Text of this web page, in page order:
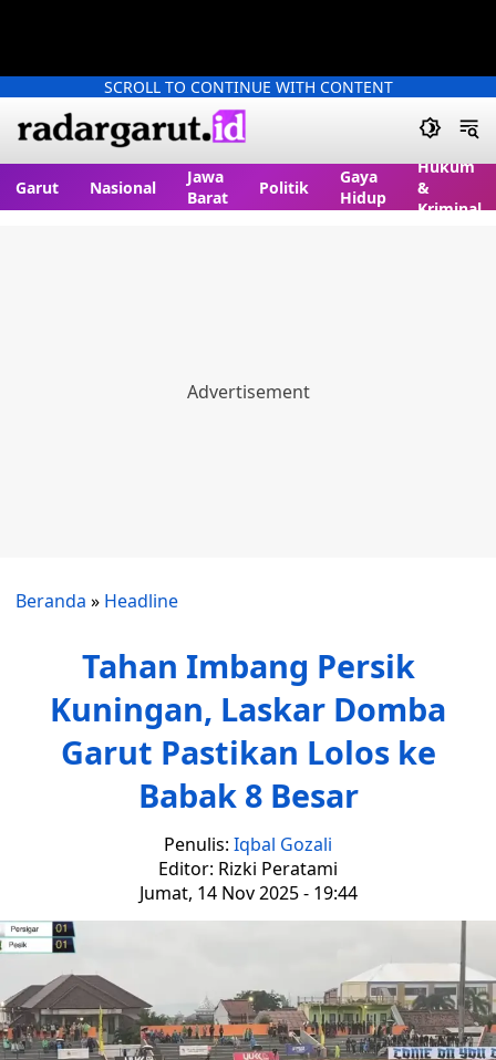
SCROLL TO CONTINUE WITH CONTENT
Garut Nasional
Jawa
Barat
Politik
Gaya
Hidup
Hukum
&
Kriminal
Beranda » Headline
Tahan Imbang Persik
Kuningan, Laskar Domba
Garut Pastikan Lolos ke
Babak 8 Besar
Penulis: Iqbal Gozali
Editor: Rizki Peratami
Jumat, 14 Nov 2025 - 19:44